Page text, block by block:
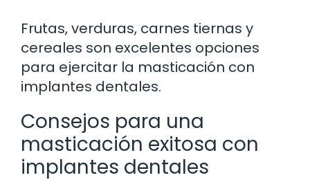
Frutas, verduras, carnes tiernas y
cereales son excelentes opciones
para ejercitar la masticación con
implantes dentales.
Consejos para una
masticación exitosa con
implantes dentales